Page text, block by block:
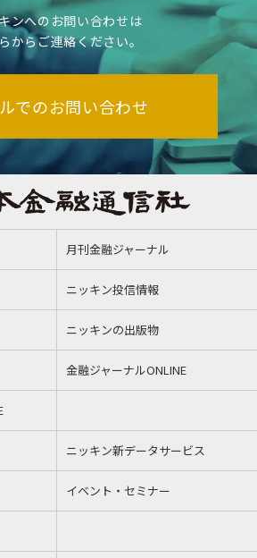
ンへのお問い合わせは
からご連絡ください。
でのお問い合わせ
月刊金融ジャーナル
ニッキン投信情報
ニッキンの出版物
金融ジャーナルONLINE
ニッキン新データサービス
イベント・セミナー